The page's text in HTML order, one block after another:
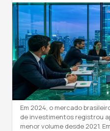
Em 2024, o mercado
de investimentos registrou
menor volume desde 2021.